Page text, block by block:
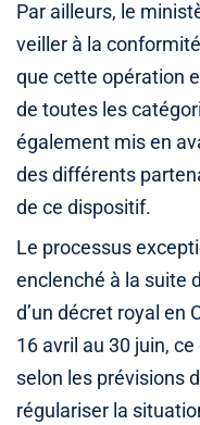
Par ailleurs, le
veiller à la
que cette opération
de toutes les
également mis en
des différents
de ce dispositif.
Le processus
enclenché à la suite
d’un décret royal en
16 avril au 30 juin,
selon les prévisions
régulariser la